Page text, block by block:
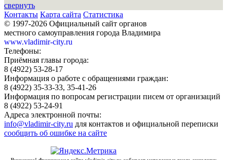
свернуть
Контакты Карта сайта Статистика
© 1997-2026 Официальный сайт органов
местного самоуправления города Владимира
www.vladimir-city.ru
Телефоны:
Приёмная главы города:
8 (4922) 53-28-17
Информация о работе с обращениями граждан:
8 (4922) 35-33-33, 35-41-26
Информация по вопросам регистрации писем от организаций
8 (4922) 53-24-91
Адреса электронной почты:
info@vladimir-city.ru для контактов и официальной переписки
сообщить об ошибке на сайте